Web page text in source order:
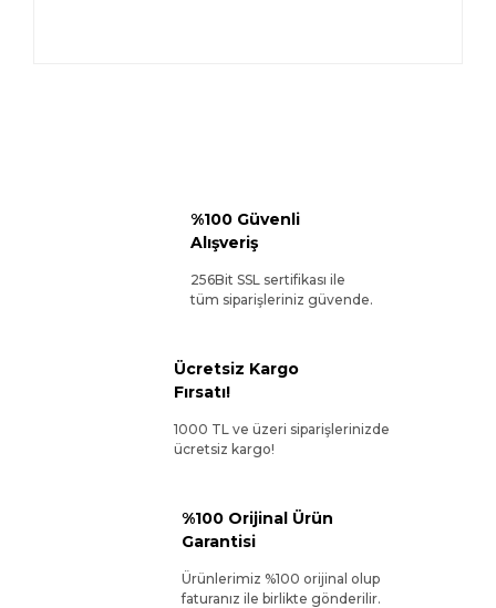
%100 Güvenli
Alışveriş
256Bit SSL sertifikası ile
tüm siparişleriniz güvende.
Ücretsiz Kargo
Fırsatı!
1000 TL ve üzeri siparişlerinizde
ücretsiz kargo!
%100 Orijinal Ürün
Garantisi
Ürünlerimiz %100 orijinal olup
faturanız ile birlikte gönderilir.